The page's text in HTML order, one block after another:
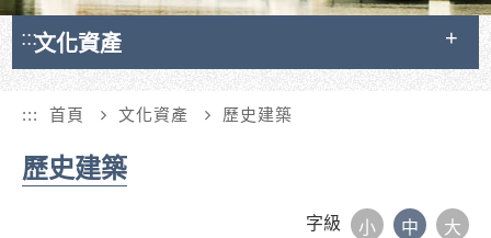
:::文化資產
::: 首頁 文化資產 歷史建築
歷史建築
字級 小 中 大